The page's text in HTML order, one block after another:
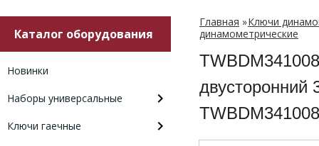
Каталог оборудования
Новинки
Наборы универсальные
Ключи гаечные
Главная »Ключи
динамометрические